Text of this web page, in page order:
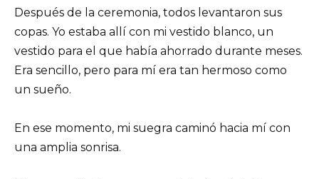
Después de la ceremonia, todos levantaron sus
copas. Yo estaba allí con mi vestido blanco, un
vestido para el que había ahorrado durante meses.
Era sencillo, pero para mí era tan hermoso como
un sueño.
En ese momento, mi suegra caminó hacia mí con
una amplia sonrisa.